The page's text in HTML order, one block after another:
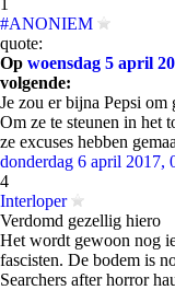
1
#ANONIEM
quote:
Op woensdag 5 april
volgende:
Je zou er bijna Pepsi om
Om ze te steunen in het
ze excuses hebben
donderdag 6 april 2017,
4
Interloper
Verdomd gezellig hiero
Het wordt gewoon nog
fascisten. De bodem is
Searchers after horror